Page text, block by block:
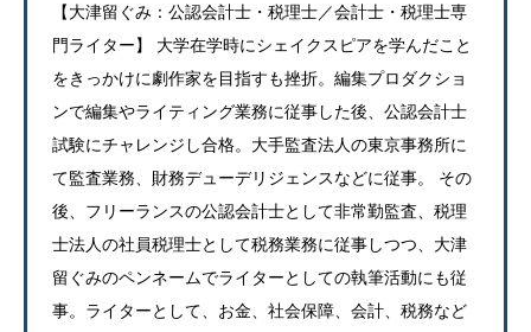
【大津留ぐみ：公認会計士・税理士／会計士・税理士専
門ライター】 大学在学時にシェイクスピアを学んだこと
をきっかけに劇作家を目指すも挫折。編集プロダクショ
ンで編集やライティング業務に従事した後、公認会計士
試験にチャレンジし合格。大手監査法人の東京事務所に
て監査業務、財務デューデリジェンスなどに従事。 その
後、フリーランスの公認会計士として非常勤監査、税理
士法人の社員税理士として税務業務に従事しつつ、大津
留ぐみのペンネームでライターとしての執筆活動にも従
事。ライターとして、お金、社会保障、会計、税務など